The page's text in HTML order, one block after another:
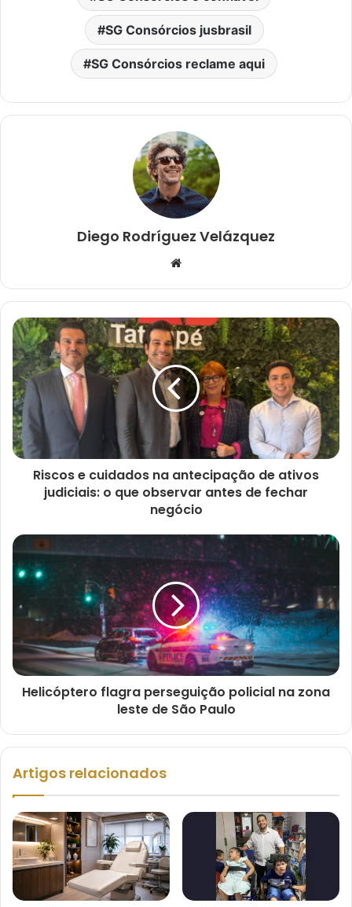
SG Consórcios jusbrasil
SG Consórcios reclame aqui
Diego Rodríguez Velázquez
b
s
i
t
e
Riscos e cuidados na antecipação de ativos
judiciais: o que observar antes de fechar
negócio
Helicóptero flagra perseguição policial na zona
leste de São Paulo
Artigos relacionados